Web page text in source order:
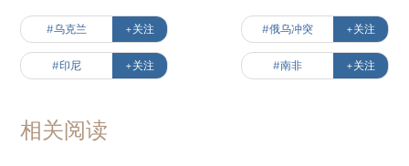
#乌克兰 +关注 #俄乌冲突 +关注
#印尼 +关注 #南非 +关注
相关阅读